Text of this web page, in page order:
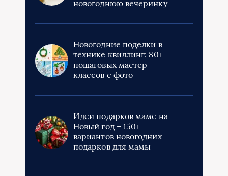
новогоднюю вечеринку
Новогодние поделки в
технике квиллинг: 80+
пошаговых мастер
классов с фото
Идеи подарков маме на
Новый год – 150+
вариантов новогодних
подарков для мамы